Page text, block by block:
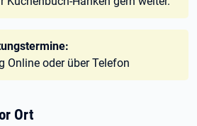
Online oder über Telefon
Ort